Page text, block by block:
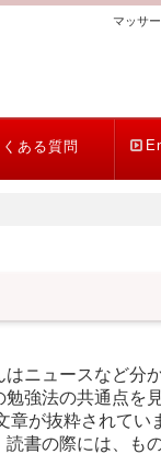
マッサ
くある質問
ニュースなど分
強法の共通点を
章が抜粋されてい
書の際には、も